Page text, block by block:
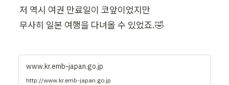
저 역시 여권 만료일이 코앞이었지만
무사히 일본 여행을 다녀올 수 있었죠.🤣
www.kr.emb-japan.go.jp
http://www.kr.emb-japan.go.jp